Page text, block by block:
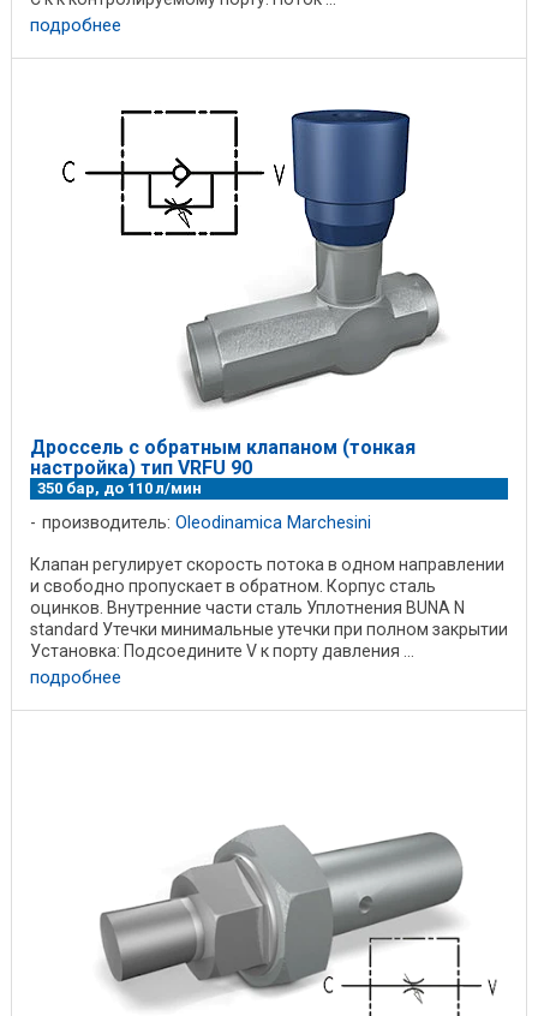
подробнее
Дроссель с обратным клапаном (тонкая
настройка) тип VRFU 90
350 бар, до 110 л/мин
производитель: Oleodinamica Marchesini
Клапан регулирует скорость потока в одном направлении
и свободно пропускает в обратном. Корпус сталь
оцинков. Внутренние части сталь Уплотнения BUNA N
standard Утечки минимальные утечки при полном закрытии
Установка: Подсоедините V к порту давления ...
подробнее